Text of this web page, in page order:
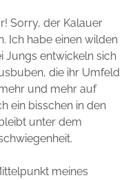
Sorry, der Kalauer
Ich habe einen wilden
Jungs entwickeln sich
die ihr Umfeld
und mehr auf
ein bisschen in den
unter dem
meines